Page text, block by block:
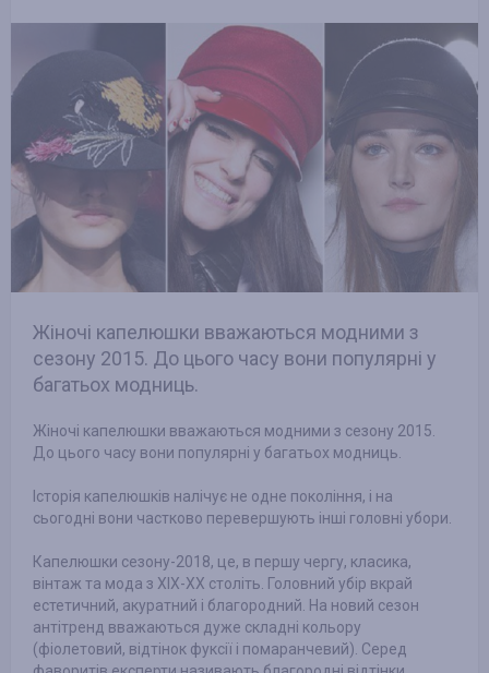
Жіночі капелюшки вважаються модними з
сезону 2015. До цього часу вони популярні у
багатьох модниць.
Жіночі капелюшки вважаються модними з сезону 2015.
До цього часу вони популярні у багатьох модниць.
Історія капелюшків налічує не одне покоління, і на
сьогодні вони частково перевершують інші головні убори.
Капелюшки сезону-2018, це, в першу чергу, класика,
вінтаж та мода з XIX-XX століть. Головний убір вкрай
естетичний, акуратний і благородний. На новий сезон
антітренд вважаються дуже складні кольору
(фіолетовий, відтінок фуксії і помаранчевий). Серед